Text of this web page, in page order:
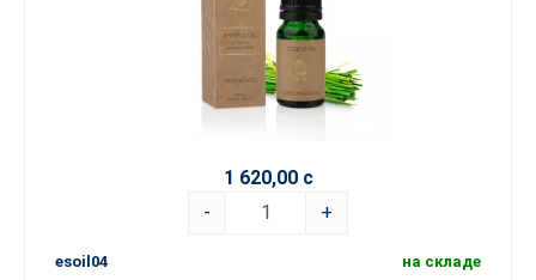
1 620,00 с
-
+
esoil04 на складе